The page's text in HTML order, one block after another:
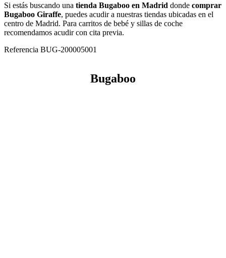
Si estás buscando una tienda Bugaboo en Madrid donde comprar
Bugaboo Giraffe, puedes acudir a nuestras tiendas ubicadas en el
centro de Madrid. Para carritos de bebé y sillas de coche
recomendamos acudir con cita previa.
Referencia BUG-200005001
Bugaboo